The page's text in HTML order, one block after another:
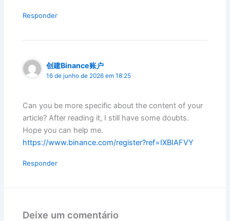
Responder
创建Binance账户
16 de junho de 2026 em 18:25
Can you be more specific about the content of your
article? After reading it, I still have some doubts.
Hope you can help me.
https://www.binance.com/register?ref=IXBIAFVY
Responder
Deixe um comentário